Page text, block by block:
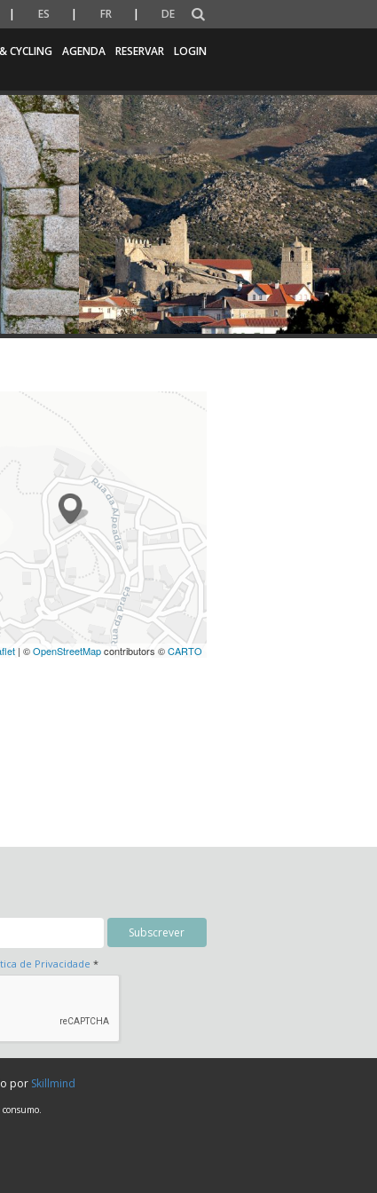
ES FR DE
CYCLING AGENDA RESERVAR LOGIN
| ©OpenStreetMapcontributors ©CARTO
de Privacidade *
por Skillmind